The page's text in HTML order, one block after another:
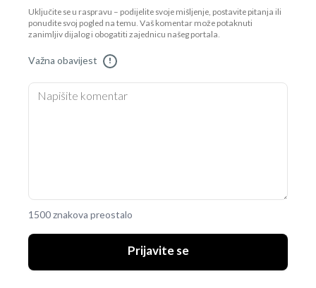
Uključite se u raspravu – podijelite svoje mišljenje, postavite pitanja ili
ponudite svoj pogled na temu. Vaš komentar može potaknuti
zanimljiv dijalog i obogatiti zajednicu našeg portala.
Važna obavijest !
1500 znakova preostalo
Prijavite se